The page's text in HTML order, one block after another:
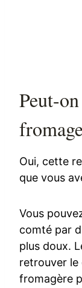
Peut-
Oui, cette
que vous
Vous
comté par
plus doux.
retrouver le
fromagère